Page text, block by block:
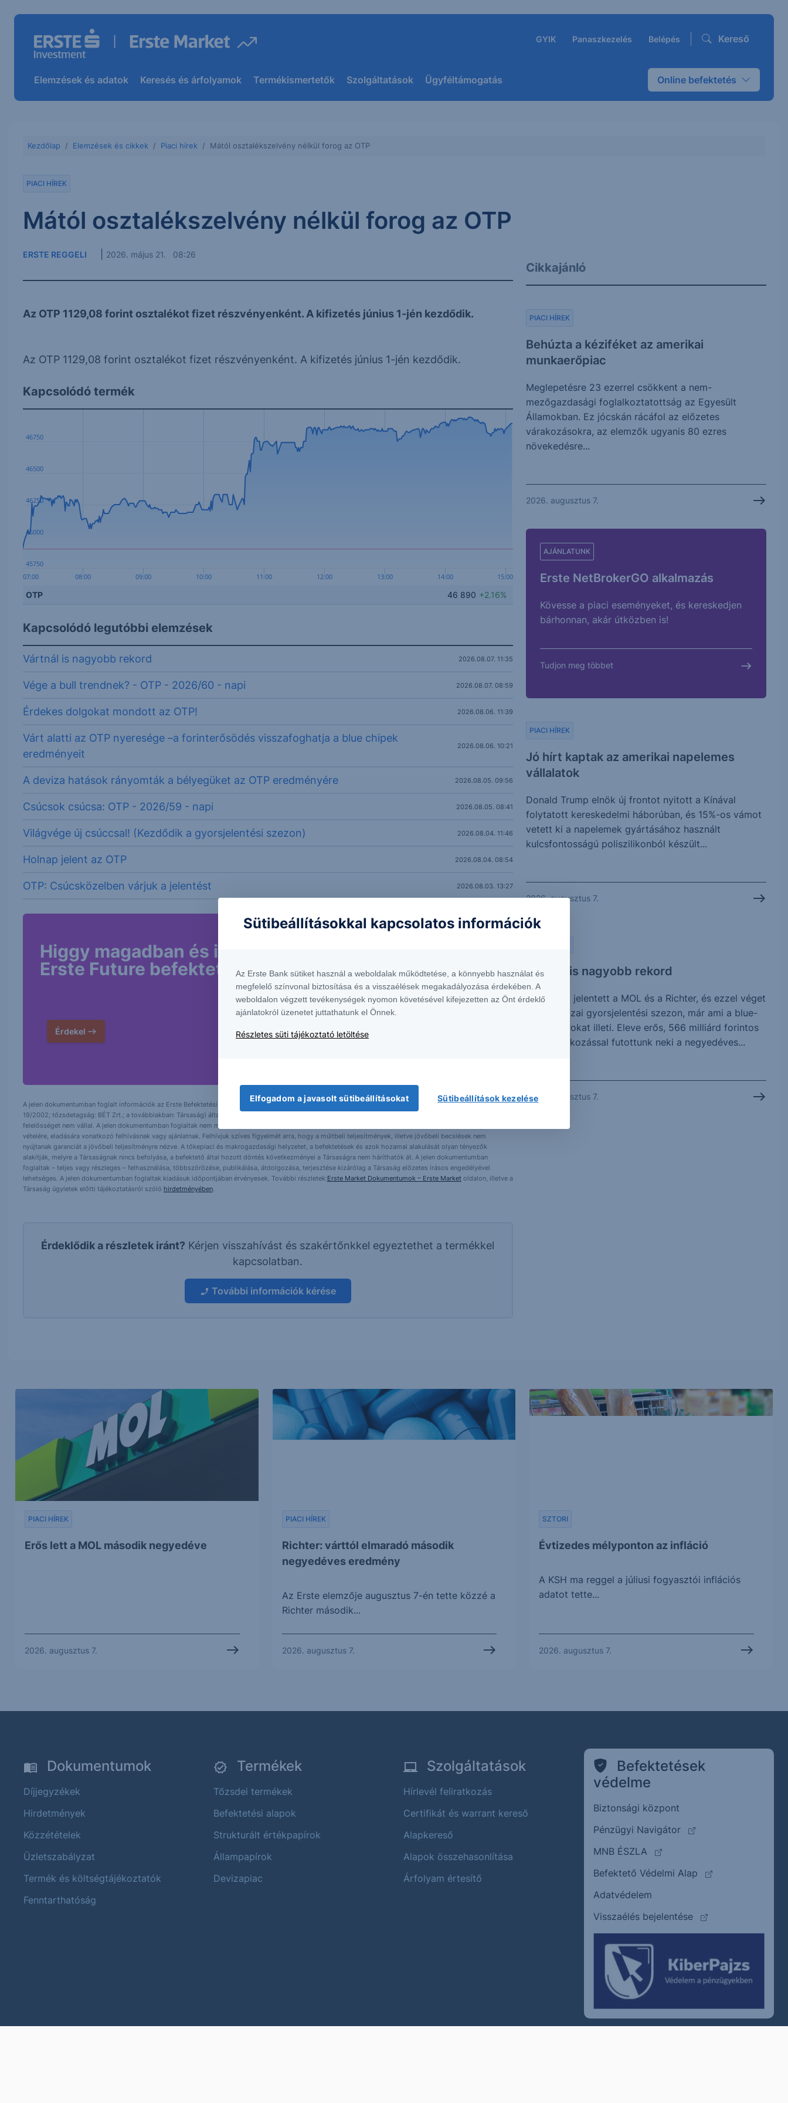
GYIK Panaszkezelés Belépés Kereső
Elemzések és adatok Keresés és árfolyamok Termékismertetők Szolgáltatások Ügyféltámogatás Online befektetés
Kezdőlap Elemzések és cikkek Piaci hírek Mától osztalékszelvény nélkül forog az OTP
PIACI HÍREK
Mától osztalékszelvény nélkül forog az OTP
ERSTE REGGELI 2026. május 21. 08:26
Az OTP 1129,08 forint osztalékot fizet részvényenként. A kifizetés június 1-jén kezdődik.
Az OTP 1129,08 forint osztalékot fizet részvényenként. A kifizetés június 1-jén kezdődik.
Kapcsolódó termék
07:00 08:00 09:00 10:00 11:00 12:00 13:00 14:00 15:00
45750
46000
46250
46500
46750
OTP 46 890 +2.16%
Kapcsolódó legutóbbi elemzések
Vártnál is nagyobb rekord 2026.08.07. 11:35
Vége a bull trendnek? - OTP - 2026/60 - napi 2026.08.07. 08:59
Érdekes dolgokat mondott az OTP! 2026.08.06. 11:39
Várt alatti az OTP nyeresége –a forinterősödés visszafoghatja a blue chipek
eredményeit
2026.08.06. 10:21
A deviza hatások rányomták a bélyegüket az OTP eredményére 2026.08.05. 09:56
Csúcsok csúcsa: OTP - 2026/59 - napi 2026.08.05. 08:41
Világvége új csúccsal! (Kezdődik a gyorsjelentési szezon) 2026.08.04. 11:46
Holnap jelent az OTP 2026.08.04. 08:54
OTP: Csúcsközelben várjuk a jelentést 2026.08.03. 13:27
Higgy magadban és indíts
Erste Future befektetést!
Érdekel
A jelen dokumentumban foglalt információk az Erste Befektetési Zrt. (székhely: 1138 Budapest, Népfürdő u. 24-26.; tev. eng. szám: E-III/324/2008 és III/75.005-
19/2002; tőzsdetagság: BÉT Zrt.; a továbbiakban: Társaság) által hitelesnek tartott forrásokon alapulnak, de azokért a Társaság szavatosságot vagy
felelősséget nem vállal. A jelen dokumentumban foglaltak nem minősíthetők befektetésre való ösztönzésnek, befektetési tanácsadásnak, értékpapír jegyzésére,
vételére, eladására vonatkozó felhívásnak vagy ajánlatnak. Felhívjuk szíves figyelmét arra, hogy a múltbeli teljesítmények, illetve jövőbeli becslések nem
nyújtanak garanciát a jövőbeli teljesítményre nézve. A tőkepiaci és makrogazdasági helyzetet, a befektetések és azok hozamai alakulását olyan tényezők
alakítják, melyre a Társaságnak nincs befolyása, a befektető által hozott döntés következményei a Társaságra nem háríthatók át. A jelen dokumentumban
foglaltak – teljes vagy részleges – felhasználása, többszörözése, publikálása, átdolgozása, terjesztése kizárólag a Társaság előzetes írásos engedélyével
lehetséges. A jelen dokumentumban foglaltak kiadásuk időpontjában érvényesek. További részletek:Erste Market Dokumentumok – Erste Marketoldalon, illetve a
Társaság ügyletek előtti tájékoztatásról szóló hirdetményében.
Érdeklődik a részletek iránt? Kérjen visszahívást és szakértőnkkel egyeztethet a termékkel
kapcsolatban.
További információk kérése
Cikkajánló
Behúzta a kéziféket az amerikai
munkaerőpiac
PIACI HÍREK
Meglepetésre 23 ezerrel csökkent a nem-
mezőgazdasági foglalkoztatottság az Egyesült
Államokban. Ez jócskán rácáfol az előzetes
várakozásokra, az elemzők ugyanis 80 ezres
növekedésre...
2026. augusztus 7.
AJÁNLATUNK
Erste NetBrokerGO alkalmazás
Kövesse a piaci eseményeket, és kereskedjen
bárhonnan, akár útközben is!
Tudjon meg többet
Jó hírt kaptak az amerikai napelemes
vállalatok
PIACI HÍREK
Donald Trump elnök új frontot nyitott a Kínával
folytatott kereskedelmi háborúban, és 15%-os vámot
vetett ki a napelemek gyártásához használt
kulcsfontosságú poliszilikonból készült...
2026. augusztus 7.
Vártnál is nagyobb rekord
Ma reggel jelentett a MOL és a Richter, és ezzel véget
is ért a hazai gyorsjelentési szezon, már ami a blue-
chip papírokat illeti. Eleve erős, 566 milliárd forintos
profitvárakozással futottunk neki a negyedéves...
2026. augusztus 7.
Erős lett a MOL második negyedéve
PIACI HÍREK
2026. augusztus 7.
Richter: várttól elmaradó második
negyedéves eredmény
PIACI HÍREK
Az Erste elemzője augusztus 7-én tette közzé a
Richter második...
2026. augusztus 7.
Évtizedes mélyponton az infláció
SZTORI
A KSH ma reggel a júliusi fogyasztói inflációs
adatot tette...
2026. augusztus 7.
Dokumentumok
Díjjegyzékek
Hirdetmények
Közzétételek
Üzletszabályzat
Termék és költségtájékoztatók
Fenntarthatóság
Termékek
Tőzsdei termékek
Befektetési alapok
Strukturált értékpapírok
Állampapírok
Devizapiac
Szolgáltatások
Hírlevél feliratkozás
Certifikát és warrant kereső
Alapkereső
Alapok összehasonlítása
Árfolyam értesítő
Befektetések
védelme
Biztonsági központ
Pénzügyi Navigátor
(külső oldalra ugrik)
MNB ÉSZLA
(külső oldalra ugrik)
Befektető Védelmi Alap
(külső oldalra
Adatvédelem
Visszaélés bejelentése
(külső oldalra ugrik)
Sütibeállításokkal kapcsolatos információk
Az Erste Bank sütiket használ a weboldalak működtetése, a könnyebb használat és
megfelelő színvonal biztosítása és a visszaélések megakadályozása érdekében. A
weboldalon végzett tevékenységek nyomon követésével kifejezetten az Önt érdeklő
ajánlatokról üzenetet juttathatunk el Önnek.
Részletes süti tájékoztató letöltése
Elfogadom a javasolt sütibeállításokat Sütibeállítások kezelése